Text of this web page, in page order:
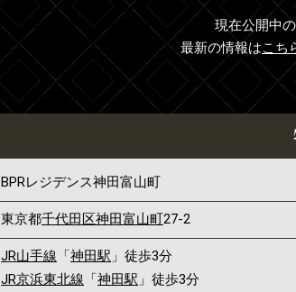
現在公開中
最新の情報はこち
BPRレジデンス神田富山町
東京都千代田区神田富山町27-2
JR山手線 「神田駅 」徒歩3分
JR京浜東北線 「神田駅 」徒歩3分